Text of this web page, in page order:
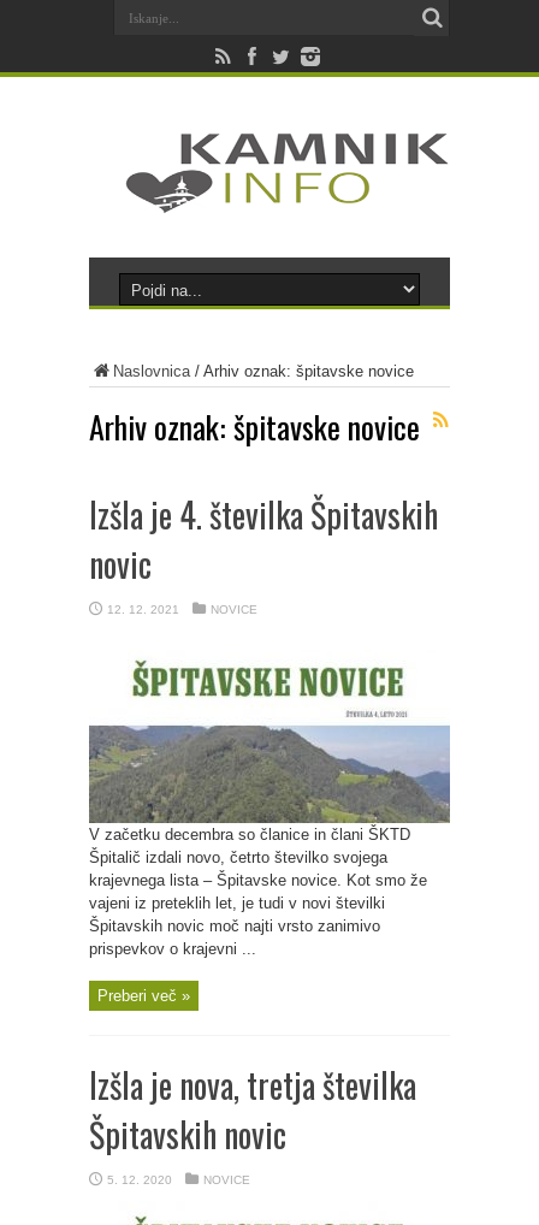
Naslovnica/ Arhiv oznak: špitavske novice
Arhiv oznak:špitavske novice
Izšla je 4. številka Špitavskih
novic
12. 12. 2021 NOVICE
V začetku decembra so članice in člani ŠKTD
Špitalič izdali novo, četrto številko svojega
krajevnega lista – Špitavske novice. Kot smo že
vajeni iz preteklih let, je tudi v novi številki
Špitavskih novic moč najti vrsto zanimivo
prispevkov o krajevni ...
Preberi več »
Izšla je nova, tretja številka
Špitavskih novic
5. 12. 2020 NOVICE